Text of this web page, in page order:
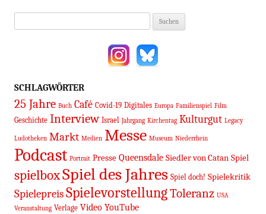
SCHLAGWÖRTER
25 Jahre Buch Café Covid-19 Digitales Europa Familienspiel Film
Geschichte Interview Israel Jahrgang Kirchentag Kulturgut Legacy
Ludotheken Markt Medien Messe Museum Niederrhein
Podcast Portrait Presse Queensdale Siedler von Catan Spiel
spielboxSpiel des Jahres Spiel doch! Spielekritik
SpielepreisSpielevorstellungToleranz USA
Veranstaltung Verlage Video YouTube